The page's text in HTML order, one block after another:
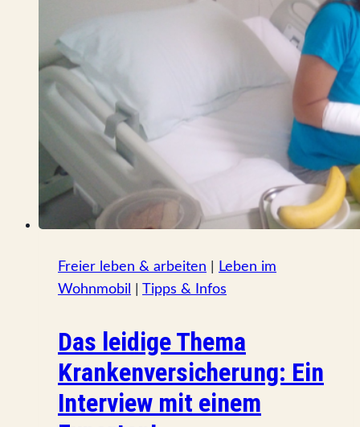
Freier leben & arbeiten
Leben im
Wohnmobil
Tipps & Infos
Das leidige Thema
Krankenversicherung: Ein
Interview mit einem